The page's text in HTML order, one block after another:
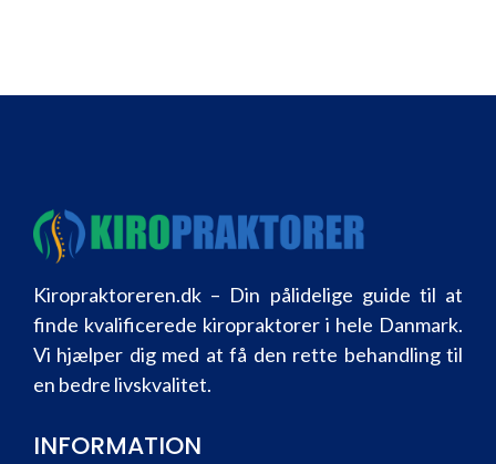
Kiropraktoreren.dk – Din pålidelige guide til at
finde kvalificerede kiropraktorer i hele Danmark.
Vi hjælper dig med at få den rette behandling til
en bedre livskvalitet.
INFORMATION